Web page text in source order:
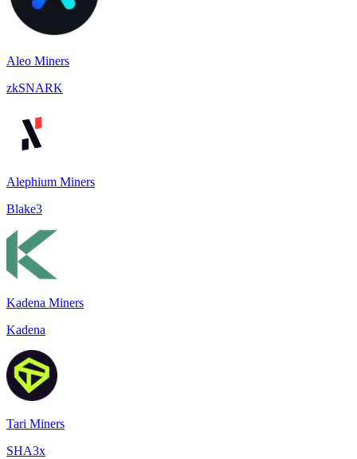
Aleo Miners
zkSNARK
Alephium Miners
Blake3
Kadena Miners
Kadena
Tari Miners
SHA3x